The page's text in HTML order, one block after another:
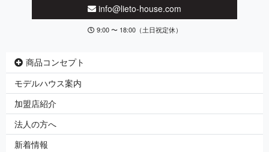
info@lieto-house.com
9:00 〜 18:00（土日祝定休）
商品コンセプト
モデルハウス案内
加盟店紹介
法人の方へ
新着情報